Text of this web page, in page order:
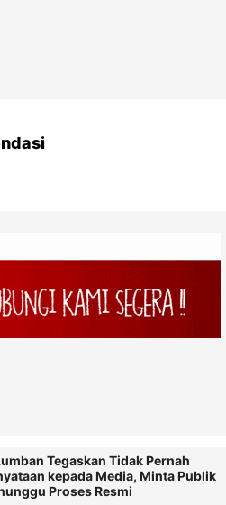
Tegaskan Tidak Pernah
kepada Media, Minta Publik
Proses Resmi